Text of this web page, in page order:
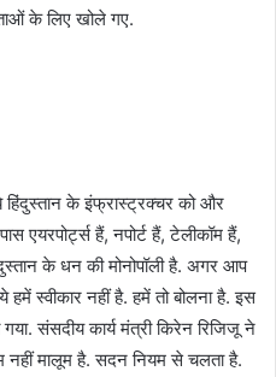
के लिए खोले गए.
हिंदुस्तान के इंफ्रास्ट्रक्चर को और
हैं, नपोर्ट हैं, टेलीकॉम हैं,
के धन की मोनोपॉली है. अगर आप
स्वीकार नहीं है. हमें तो बोलना है. इस
संसदीय कार्य मंत्री किरेन रिजिजू ने
नहीं मालूम है. सदन नियम से चलता है.